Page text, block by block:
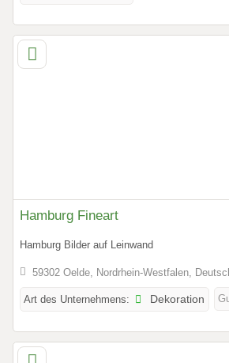
Hamburg Fineart
Hamburg Bilder auf Leinwand
59302 Oelde, Nordrhein-Westfalen,
Art des Unternehmens: Dekoration